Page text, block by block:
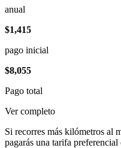
anual
$1,415
pago inicial
$8,055
Pago total
Ver completo
Si recorres más kilómetros al
pagarás una tarifa preferencial